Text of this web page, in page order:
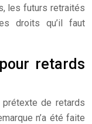
les futurs retraités
droits qu’il faut
retards
de retards
n’a été faite